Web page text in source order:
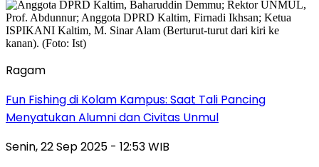
Ragam
Fun Fishing di Kolam Kampus: Saat Tali Pancing
Menyatukan Alumni dan Civitas Unmul
Senin, 22 Sep 2025 - 12:53 WIB